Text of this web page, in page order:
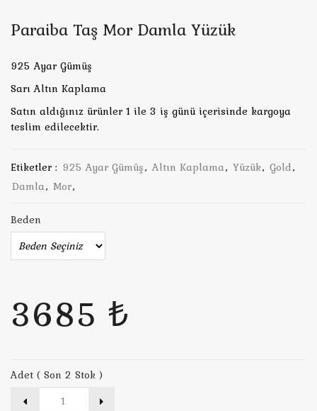
Paraiba Taş Mor Damla Yüzük
925 Ayar Gümüş
Sarı Altın Kaplama
Satın aldığınız ürünler 1 ile 3 iş günü içerisinde kargoya
teslim edilecektir.
Etiketler : 925 Ayar Gümüş, Altın Kaplama, Yüzük, Gold,
Damla, Mor,
Beden
3685 ₺
Adet ( Son 2 Stok )